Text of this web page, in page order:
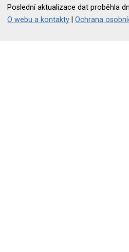
Poslední aktualizace dat proběhla
O webu a kontakty |Ochrana